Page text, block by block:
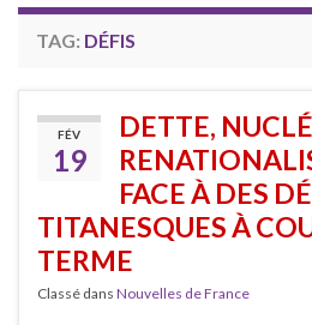
TAG: DÉFIS
FÉV
19
DETTE,
FACE À DES
TITANESQUES À
TERME
Classé dans Nouvelles de France